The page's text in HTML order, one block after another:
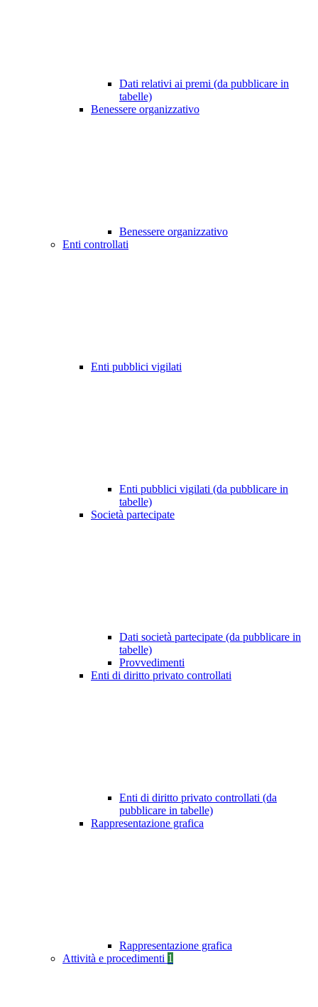
Dati relativi ai premi (da pubblicare in
tabelle)
Benessere organizzativo
Benessere organizzativo
Enti controllati
Enti pubblici vigilati
Enti pubblici vigilati (da pubblicare in
tabelle)
Società partecipate
Dati società partecipate (da pubblicare in
tabelle)
Provvedimenti
Enti di diritto privato controllati
Enti di diritto privato controllati (da
pubblicare in tabelle)
Rappresentazione grafica
Rappresentazione grafica
Attività e procedimenti 1